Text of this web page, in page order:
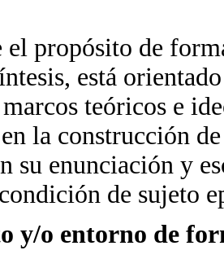
el propósito de
está
marcos teóricos e
la construcción
su enunciación y
de sujeto
y/o entorno de